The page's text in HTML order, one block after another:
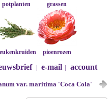
potplanten grassen
pioenrozen
e-mail account
var. maritima 'Coca Cola'